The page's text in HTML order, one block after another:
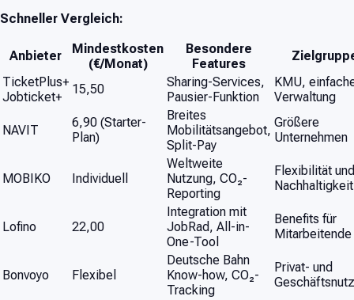
Schneller Vergleich:
Anbieter
Mindestkosten
(€/Monat)
Besondere
Features
TicketPlus+
Jobticket+
15,50
Sharing-Services,
Pausier-Funktion
KMU,
Verwaltung
NAVIT
6,90 (Starter-
Plan)
Breites
Mobilitätsangebot,
Split-Pay
Größere
Unternehmen
MOBIKO Individuell
Weltweite
Nutzung, CO₂-
Reporting
Flexibilität und
Nachhaltigkeit
Lofino 22,00
Integration mit
JobRad, All-in-
One-Tool
Benefits für
Mitarbeitende
Bonvoyo Flexibel
Deutsche Bahn
Know-how, CO₂-
Tracking
Privat- und